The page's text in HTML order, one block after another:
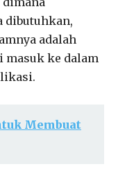
dibutuhkan,
adalah
masuk ke dalam
Membuat